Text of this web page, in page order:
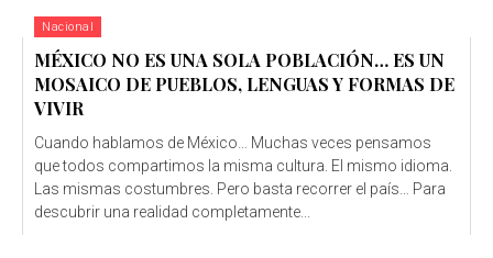
Nacional
MÉXICO NO ES UNA SOLA POBLACIÓN… ES UN
MOSAICO DE PUEBLOS, LENGUAS Y FORMAS DE
VIVIR
Cuando hablamos de México… Muchas veces pensamos
que todos compartimos la misma cultura. El mismo idioma.
Las mismas costumbres. Pero basta recorrer el país… Para
descubrir una realidad completamente...